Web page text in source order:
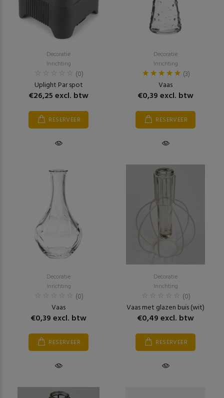
Decoratie
Inrichting
(0)
Uplight Par spot
€26,25 excl. btw
RESERVEER
Decoratie
Inrichting
(3)
Vaas
€0,39 excl. btw
RESERVEER
Decoratie
Inrichting
(0)
Vaas
€0,39 excl. btw
RESERVEER
Decoratie
Inrichting
(0)
Vaas met glazen buis (wit)
€0,49 excl. btw
RESERVEER